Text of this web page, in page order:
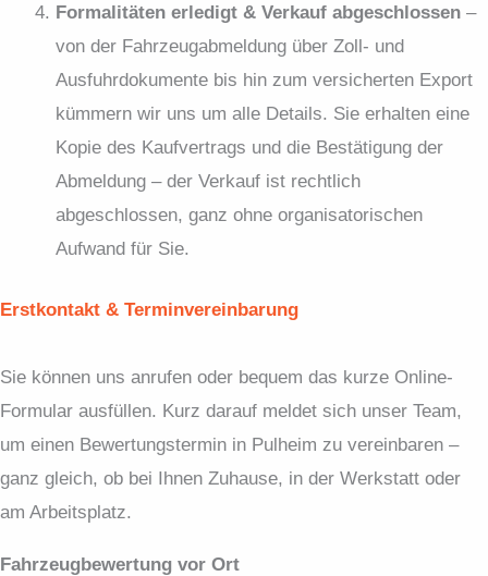
Formalitäten erledigt & Verkauf abgeschlossen –
von der Fahrzeugabmeldung über Zoll- und
Ausfuhrdokumente bis hin zum versicherten Export
kümmern wir uns um alle Details. Sie erhalten eine
Kopie des Kaufvertrags und die Bestätigung der
Abmeldung – der Verkauf ist rechtlich
abgeschlossen, ganz ohne organisatorischen
Aufwand für Sie.
Erstkontakt & Terminvereinbarung
Sie können uns anrufen oder bequem das kurze Online-
Formular ausfüllen. Kurz darauf meldet sich unser Team,
um einen Bewertungstermin in Pulheim zu vereinbaren –
ganz gleich, ob bei Ihnen Zuhause, in der Werkstatt oder
am Arbeitsplatz.
Fahrzeugbewertung vor Ort